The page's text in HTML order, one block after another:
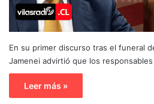
En su primer discurso tras el funeral
Jamenei advirtió que los
Leer más »